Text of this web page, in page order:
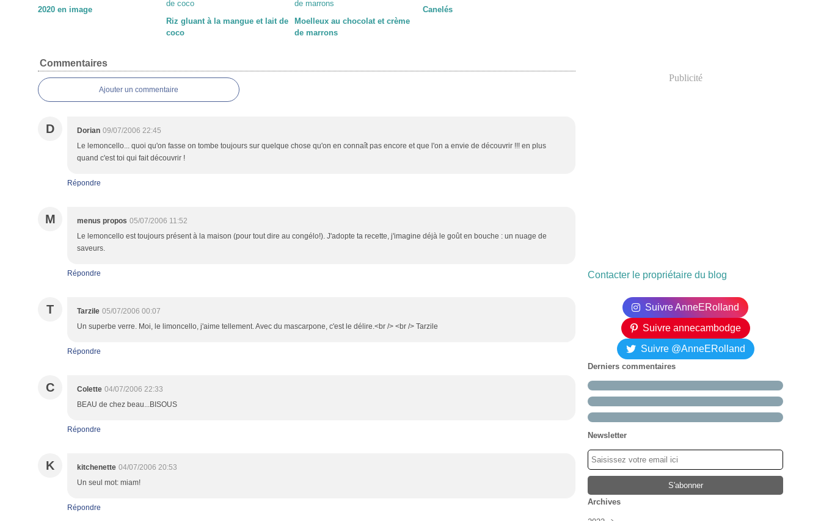
2020 en image
Riz gluant à la mangue et lait de
coco
Moelleux au chocolat et crème
de marrons
Canelés
Commentaires
Ajouter un commentaire
D Dorian 09/07/2006 22:45
Le lemoncello... quoi qu'on fasse on tombe toujours sur quelque chose qu'on en connaît pas encore et que l'on a envie de découvrir !!! en plus
quand c'est toi qui fait découvrir !
Répondre
M menus propos 05/07/2006 11:52
Le lemoncello est toujours présent à la maison (pour tout dire au congélo!). J'adopte ta recette, j'imagine déjà le goût en bouche : un nuage de
saveurs.
Répondre
T Tarzile 05/07/2006 00:07
Un superbe verre. Moi, le limoncello, j'aime tellement. Avec du mascarpone, c'est le délire.<br /> <br /> Tarzile
Répondre
C Colette 04/07/2006 22:33
BEAU de chez beau...BISOUS
Répondre
K kitchenette 04/07/2006 20:53
Un seul mot: miam!
Répondre
Publicité
Contacter le propriétaire du blog
Suivre AnneERolland
Suivre annecambodge
Suivre @AnneERolland
Derniers commentaires
Newsletter
Archives